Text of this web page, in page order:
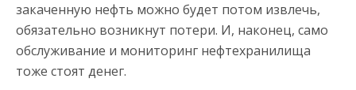
закаченную нефть можно будет потом извлечь,
обязательно возникнут потери. И, наконец, само
обслуживание и мониторинг нефтехранилища
тоже стоят денег.